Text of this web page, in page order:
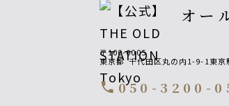
オー
〒100-0005
東京都 千代田区丸の内1-9-1東京
call 050-3200-